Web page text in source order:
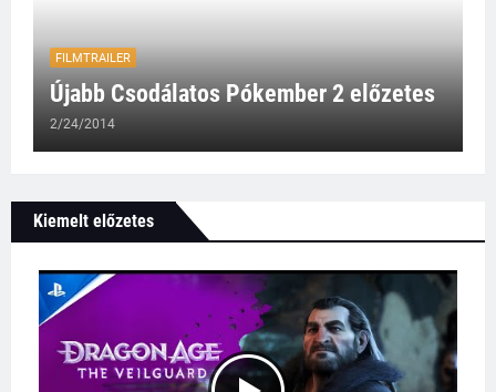
FILMTRAILER
Újabb Csodálatos Pókember 2 előzetes
2/24/2014
Kiemelt előzetes